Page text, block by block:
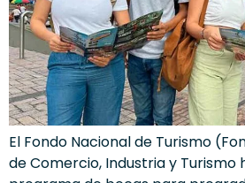
El Fondo Nacional de Turismo
de Comercio, Industria y Turismo